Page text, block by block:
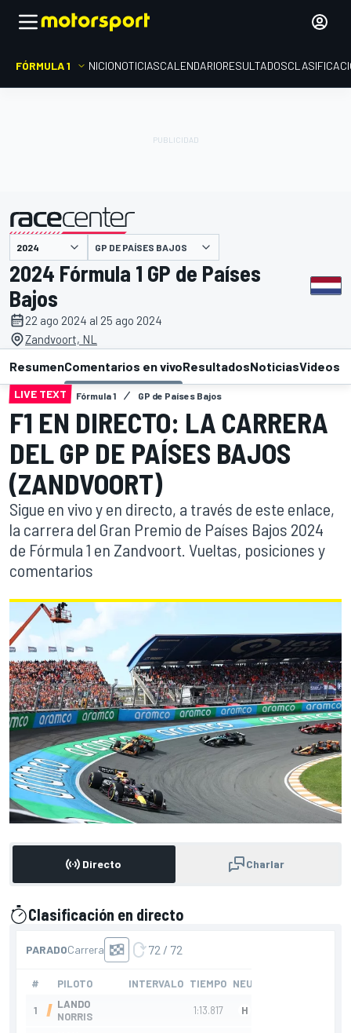
FÓRMULA 1 INICIONOTICIASCALENDARIORESULTADOS
GP DE PAÍSES BAJOS
2024 Fórmula 1 GP de Países
Bajos
22 ago 2024 al 25 ago 2024
Zandvoort, NL
ResumenComentarios en vivoResultadosNoticiasVideos
LIVE TEXT Fórmula 1 GP de Países Bajos
F1 EN DIRECTO: LA CARRERA
DEL GP DE PAÍSES BAJOS
(ZANDVOORT)
Sigue en vivo y en directo, a través de este enlace,
la carrera del Gran Premio de Países Bajos 2024
de Fórmula 1 en Zandvoort. Vueltas, posiciones y
comentarios
Directo Charlar
Clasificación en directo